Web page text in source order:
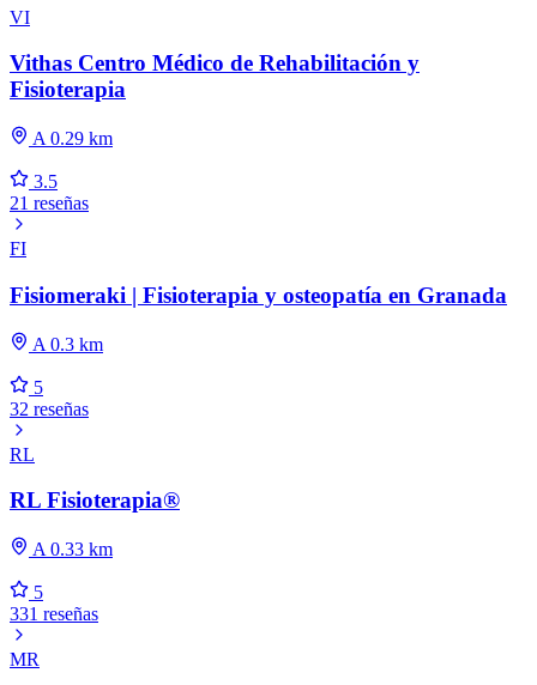
VI
Vithas Centro Médico de Rehabilitación y
Fisioterapia
A 0.29 km
3.5
21 reseñas
FI
Fisiomeraki | Fisioterapia y osteopatía en Granada
A 0.3 km
5
32 reseñas
RL
RL Fisioterapia®️
A 0.33 km
5
331 reseñas
MR